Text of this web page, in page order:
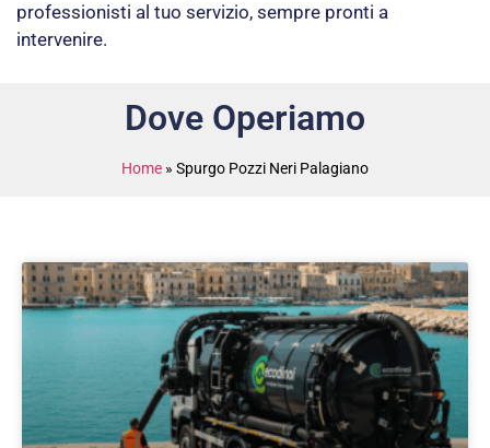
professionisti al tuo servizio, sempre pronti a
intervenire.
Dove Operiamo
Home » Spurgo Pozzi Neri Palagiano